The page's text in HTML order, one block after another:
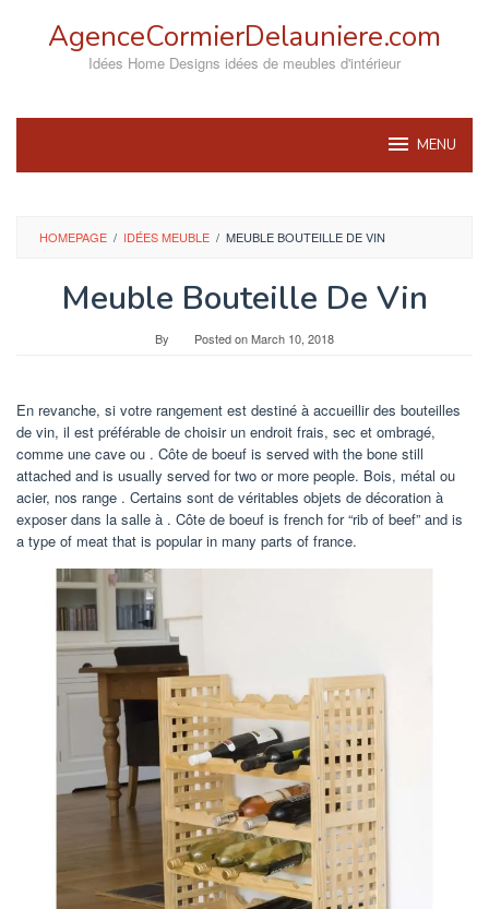
AgenceCormierDelauniere.com
Idées Home Designs idées de meubles d'intérieur
MENU
HOMEPAGE / IDÉES MEUBLE / MEUBLE BOUTEILLE DE VIN
Meuble Bouteille De Vin
By Posted onMarch 10, 2018
En revanche, si votre rangement est destiné à accueillir des bouteilles
de vin, il est préférable de choisir un endroit frais, sec et ombragé,
comme une cave ou . Côte de boeuf is served with the bone still
attached and is usually served for two or more people. Bois, métal ou
acier, nos range . Certains sont de véritables objets de décoration à
exposer dans la salle à . Côte de boeuf is french for “rib of beef” and is
a type of meat that is popular in many parts of france.